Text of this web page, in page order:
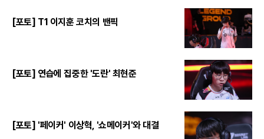
[포토] T1 이지훈 코치의 밴픽
[포토] 연습에 집중한 '도란' 최현준
[포토] '페이커' 이상혁, '쇼메이커'와 대결